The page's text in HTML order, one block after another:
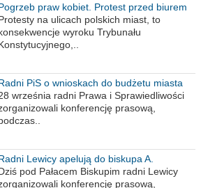
praw kobiet. Protest przed biurem
PiS
na ulicach polskich miast, to
wyroku Trybunału
PiS o wnioskach do budżetu miasta
2021 rok
września radni Prawa i Sprawiedliwości
konferencję prasową,
Lewicy apelują do biskupa A.
Meringa
pod Pałacem Biskupim radni Lewicy
konferencję prasową,